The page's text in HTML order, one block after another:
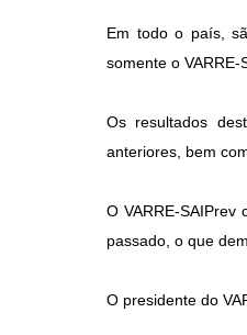
Em todo o país,
somente o
Os resultados
anteriores, bem
O VARRE-
passado, o que
O presidente do